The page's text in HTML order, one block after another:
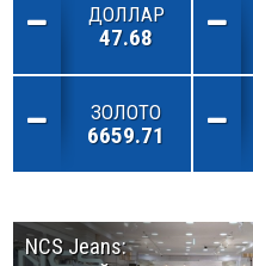
ДОЛЛАР
47.68
ЗОЛОТО
6659.71
NCS Jeans: